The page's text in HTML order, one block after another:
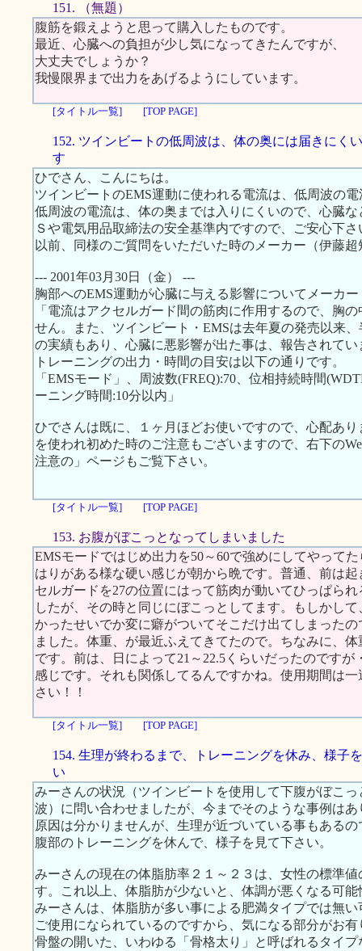
151. （無題）
腹筋を鍛えようと思って購入したものです。
最近、心臓への負担が少し気になってきたんですが、
大丈夫でしょうか？
我慢限界まで出力をあげるようにしています。
[タイトル一覧] [TOP PAGE]
152. ツインビートの低周波は、体の奥には届きにく
す
ひでさん、こんにちは。
ツインビートのEMS運動に使われる電流は、低周波の
低周波の電流は、体の奥までは入りにくいので、心臓
Ｓや電気用品取締法の安全基準内ですので、ご安心下さ
以前、同様のご質問をいただいた時のメーカー（伊藤
--- 2001年03月30日（金） ---
胸部へのEMS運動が心臓に与える影響についてメーカ
「電流はアクセルガード間の筋肉に作用するので、胸
せん。また、ツインビート・EMSは去年夏の発売以来
の実績もあり、心臓に悪影響が出た事は、報告されて
トレーニングの出力・時間の目安は以下の通りです。
「EMSモード」、周波数(FREQ):70、位相持続時間
ーニング時間:10分以内」
ひでさんは既に、１ヶ月ほどお使いですので、心配あ
を使われ初めた時のご注意もございますので、右下の
注意の」ページもご覧下さい。
[タイトル一覧] [TOP PAGE]
153. お腹がぼこっとなってしまいました
EMSモードではじめ出力を50～60で強めにしてやって
はりがある様な硬い感じが朝から晩です。普通、前は
セルガードを27の位置にはって筋肉が動いてひっぱら
したが、その時と同じにぼこっとしてます。もしかし
かったせいでか変に癖がついてそこだけ出てしまった
ました。体重、が最近ふえてきてたので。ちなみに、
です。前は、日によって21～22.5くらいだったのです
感じです。それも関係してるんですかね。使用期間は
さい！！
[タイトル一覧] [TOP PAGE]
154. 生理が終わるまで、トレーニングを休み、様子
い
みーさんの状況（ツインビートを使用して下腹がぼこ
波）に問い合わせましたが、今までそのような事例は
原因は分かりませんが、生理が近づいている事もある
腹部のトレーニングを休んで、様子を見て下さい。
みーさんの現在の体脂肪率２１～２３は、女性の標準
す。これ以上、体脂肪が少ないと、体調が悪くなる可
みーさんは、体脂肪が多い事による肥満タイプでは無
ご使用になられているのですから、気になる部分がお
骨盤の開いた、いわゆる「骨格太り」と呼ばれるタイ